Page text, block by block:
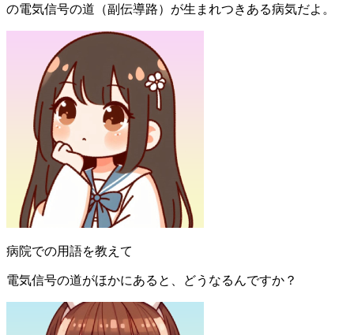
の電気信号の道（副伝導路）が生まれつきある病気だよ。
病院での用語を教えて
電気信号の道がほかにあると、どうなるんですか？